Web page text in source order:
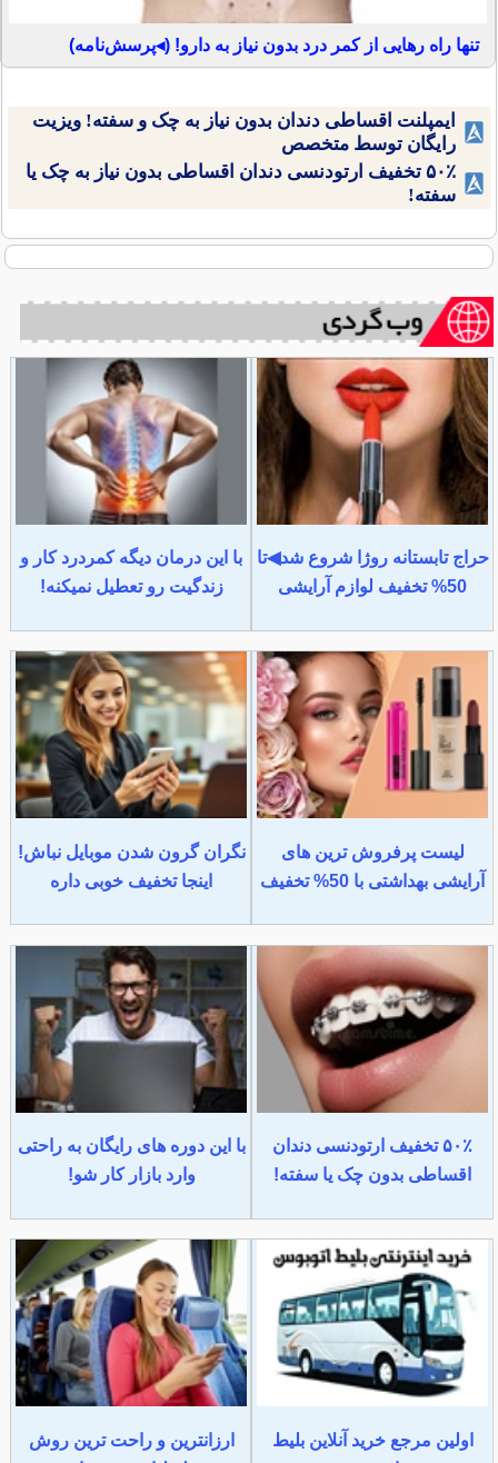
تنها راه رهایی از کمر درد بدون نیاز به دارو! (◂پرسش‌نامه)
ایمپلنت اقساطی دندان بدون نیاز به چک و سفته! ویزیت
رایگان توسط متخصص
۵۰٪ تخفیف ارتودنسی دندان اقساطی بدون نیاز به چک یا
سفته!
حراج تابستانه روژا شروع شد◀تا
50% تخفیف لوازم آرایشی
با این درمان دیگه کمردرد کار و
زندگیت رو تعطیل نمیکنه!
لیست پرفروش ترین های
آرایشی بهداشتی با 50% تخفیف
نگران گرون شدن موبایل نباش!
اینجا تخفیف خوبی داره
۵۰٪ تخفیف ارتودنسی دندان
اقساطی بدون چک یا سفته!
با این دوره های رایگان به راحتی
وارد بازار کار شو!
اولین مرجع خرید آنلاین بلیط
ارزانترین و راحت ترین روش